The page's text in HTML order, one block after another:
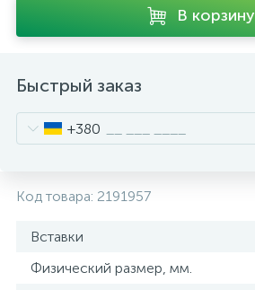
В корзину
Быстрый заказ
+380
Код товара: 2191957
Вставки
Физический размер, мм.